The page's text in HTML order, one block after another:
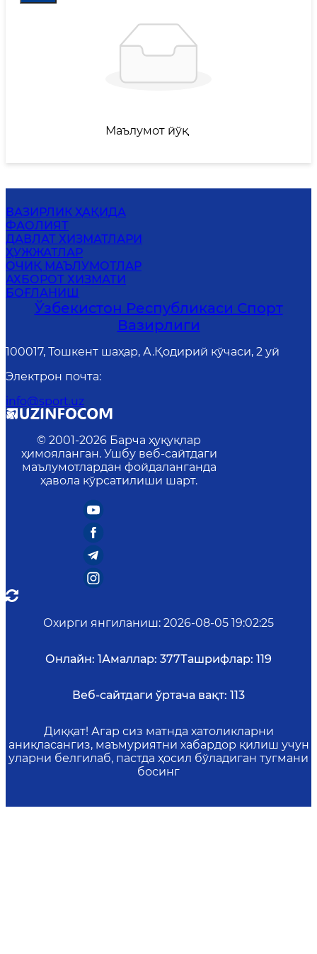
Маълумот йўқ
ВАЗИРЛИК ҲАҚИДА
ФАОЛИЯТ
ДАВЛАТ ХИЗМАТЛАРИ
ҲУЖЖАТЛАР
ОЧИҚ МАЪЛУМОТЛАР
АХБОРОТ ХИЗМАТИ
БОҒЛАНИШ
Ўзбекистон Республикаси Спорт
Вазирлиги
100017, Тошкент шаҳар, А.Қодирий кўчаси, 2 уй
Электрон почта:
info@sport.uz
© 2001-2026 Барча ҳуқуқлар
ҳимояланган. Ушбу веб-сайтдаги
маълумотлардан фойдаланганда
ҳавола кўрсатилиши шарт.
Охирги янгиланиш: 2026-08-05 19:02:25
Онлайн: 1Амаллар: 377Ташрифлар: 119
Веб-сайтдаги ўртача вақт: 113
Диққат! Агар сиз матнда хатоликларни
аниқласангиз, маъмуриятни хабардор қилиш учун
уларни белгилаб, пастда ҳосил бўладиган тугмани
босинг